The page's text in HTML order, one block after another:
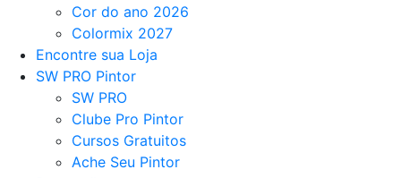
Cor do ano 2026
Colormix 2027
Encontre sua Loja
SW PRO Pintor
SW PRO
Clube Pro Pintor
Cursos Gratuitos
Ache Seu Pintor